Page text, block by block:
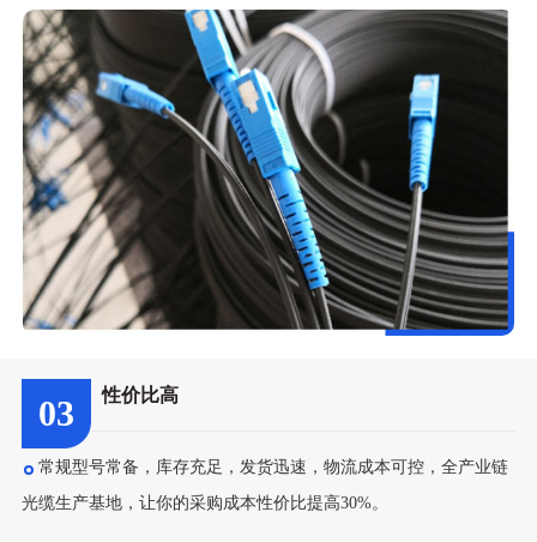
03 性价比高
常规型号常备，库存充足，发货迅速，物流成本可控，全产业链
光缆生产基地，让你的采购成本性价比提高30%。